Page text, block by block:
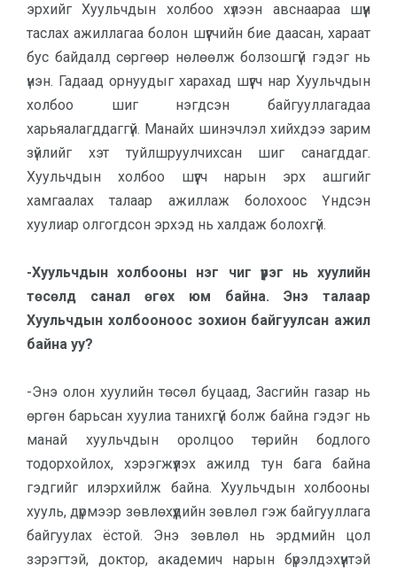
эрхийг Хуульчдын холбоо хүлээн авснаараа шүүн
таслах ажиллагаа болон шүүгчийн бие даасан, хараат
бус байдалд сөргөөр нөлөөлж болзошгүй гэдэг нь
үнэн. Гадаад орнуудыг харахад шүүгч нар Хуульчдын
холбоо шиг нэгдсэн байгууллагадаа
харьяалагддаггүй. Манайх шинэчлэл хийхдээ зарим
зүйлийг хэт туйлшруулчихсан шиг санагддаг.
Хуульчдын холбоо шүүгч нарын эрх ашгийг
хамгаалах талаар ажиллаж болохоос Үндсэн
хуулиар олгогдсон эрхэд нь халдаж болохгүй.
-Хуульчдын холбооны нэг чиг үүрэг нь хуулийн
төсөлд санал өгөх юм байна. Энэ талаар
Хуульчдын холбооноос зохион байгуулсан ажил
байна уу?
-Энэ олон хуулийн төсөл буцаад, Засгийн газар нь
өргөн барьсан хуулиа танихгүй болж байна гэдэг нь
манай хуульчдын оролцоо төрийн бодлого
тодорхойлох, хэрэгжүүлэх ажилд тун бага байна
гэдгийг илэрхийлж байна. Хуульчдын холбооны
хууль, дүрмээр зөвлөхүүдийн зөвлөл гэж байгууллага
байгуулах ёстой. Энэ зөвлөл нь эрдмийн цол
зэрэгтэй, доктор, академич нарын бүрэлдэхүүнтэй